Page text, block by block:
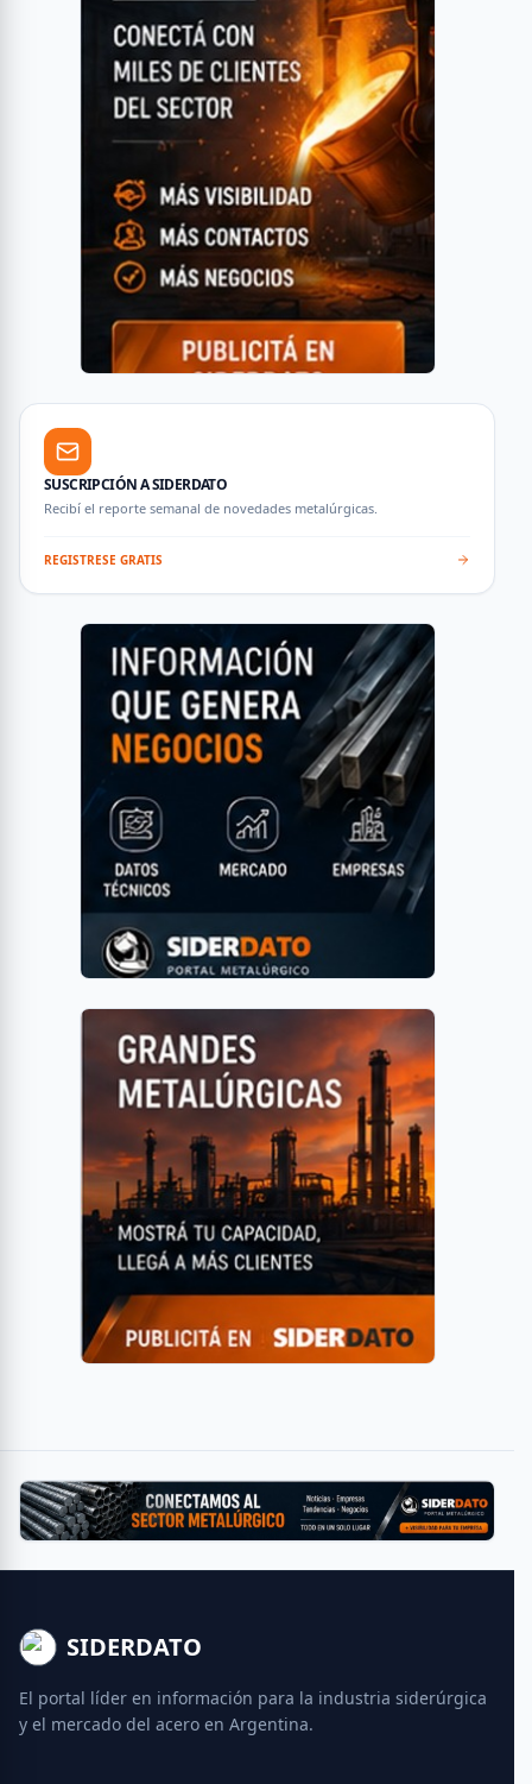
SUSCRIPCIÓN A SIDERDATO
Recibí el reporte semanal de novedades metalúrgicas.
REGISTRESE GRATIS
SIDERDATO
El portal líder en información para la industria siderúrgica
y el mercado del acero en Argentina.